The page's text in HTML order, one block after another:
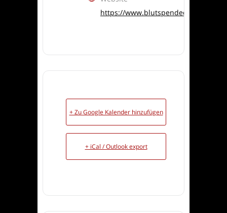
https://www.blutspendedienst.com/
+ Zu Google Kalender hinzufügen
+ iCal / Outlook export